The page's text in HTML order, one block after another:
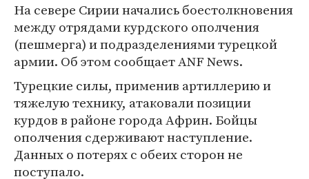
На севере Сирии начались боестолкновения
между отрядами курдского ополчения
(пешмерга) и подразделениями турецкой
армии. Об этом сообщает ANF News.
Турецкие силы, применив артиллерию и
тяжелую технику, атаковали позиции
курдов в районе города Африн. Бойцы
ополчения сдерживают наступление.
Данных о потерях с обеих сторон не
поступало.